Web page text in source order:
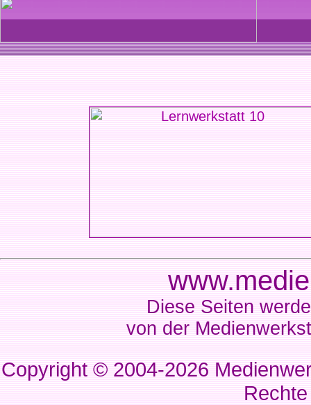
Diese Seiten
von der
Copyright © 2004-2026